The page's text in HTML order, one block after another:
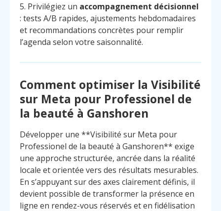
5. Privilégiez un accompagnement décisionnel
: tests A/B rapides, ajustements hebdomadaires
et recommandations concrètes pour remplir
l’agenda selon votre saisonnalité.
Comment optimiser la Visibilité
sur Meta pour Professionel de
la beauté à Ganshoren
Développer une **Visibilité sur Meta pour
Professionel de la beauté à Ganshoren** exige
une approche structurée, ancrée dans la réalité
locale et orientée vers des résultats mesurables.
En s’appuyant sur des axes clairement définis, il
devient possible de transformer la présence en
ligne en rendez-vous réservés et en fidélisation